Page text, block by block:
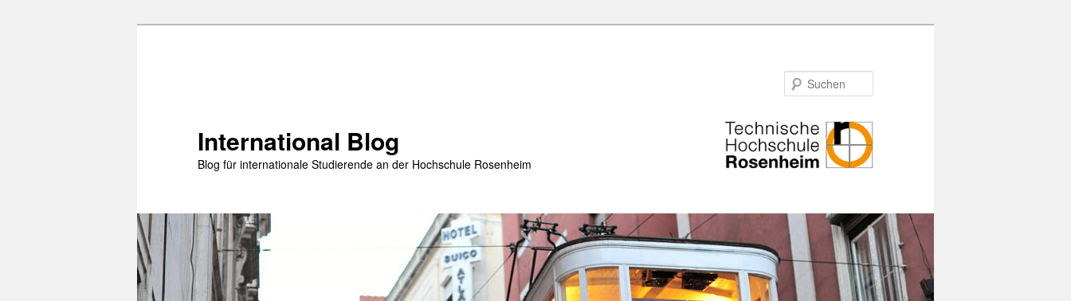
International Blog
Blog für internationale Studierende an der Hochschule Rosenheim